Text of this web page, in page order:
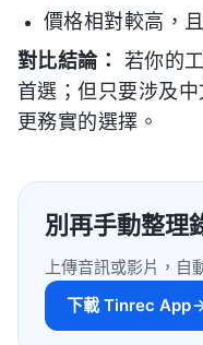
價格相對較高，
對比結論：
若你的
首選；但只要涉及
更務實的選擇。
別再手動整理
上傳音訊或影片，自
下載 Tinrec App